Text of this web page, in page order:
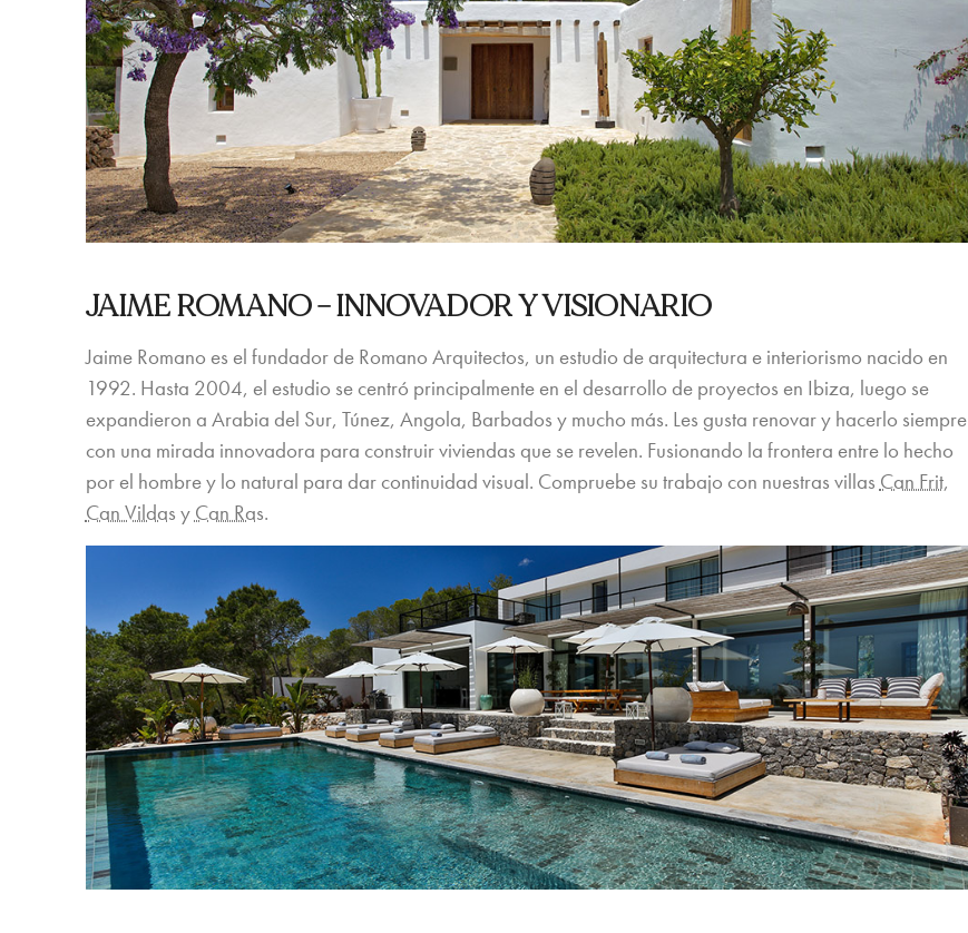
JAIME ROMANO –INNOVADOR Y VISIONARIO
Jaime Romano es el fundador de Romano Arquitectos, un estudio de arquitectura e interiorismo nacido en
1992. Hasta 2004, el estudio se centró principalmente en el desarrollo de proyectos en Ibiza, luego se
expandieron a Arabia del Sur, Túnez, Angola, Barbados y mucho más. Les gusta renovar y hacerlo siempre
con una mirada innovadora para construir viviendas que se revelen. Fusionando la frontera entre lo hecho
por el hombre y lo natural para dar continuidad visual. Compruebe su trabajo con nuestras villasCan Frit,
Can Vildas yCan Ras.